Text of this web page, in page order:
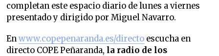
completan este espacio diario de lunes a viernes
presentado y dirigido por Miguel Navarro.
Enwww.copepenaranda.es/directo escucha en
directo COPE Peñaranda, la radio de los